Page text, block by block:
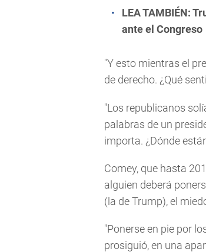
LEA TAMBIÉN:
ante el Congreso
"Y esto mientras el
de derecho. ¿Qué
"Los republicanos
palabras de un
importa. ¿Dónde
Comey, que hasta
alguien deberá
(la de Trump), el
"Ponerse en pie por
prosiguió, en una